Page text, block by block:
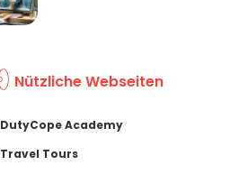
Nützliche Webseiten
DutyCope Academy
Travel Tours